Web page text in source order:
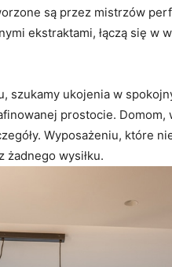
są przez mistrzów
ekstraktami, łączą się w
szukamy ukojenia w
prostocie. Domom,
Wyposażeniu, które
wysiłku.